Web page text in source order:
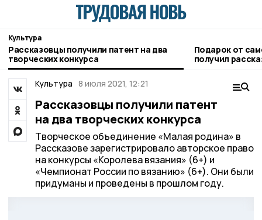
Культура
Рассказовцы получили патент на два
творческих конкурса
Подарок от
получил
музей
Культура 8 июля 2021, 12:21
Рассказовцы получили патент
на два творческих конкурса
Творческое объединение «Малая родина» в
Рассказове зарегистрировало авторское право
на конкурсы «Королева вязания» (6+) и
«Чемпионат России по вязанию» (6+). Они были
придуманы и проведены в прошлом году.